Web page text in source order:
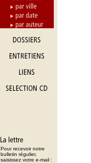
Pour recevoir notre
bulletin régulier,
saisissez votre e-mail :